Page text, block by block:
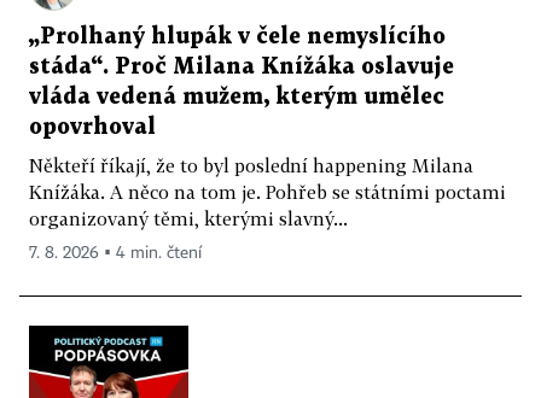
„Prolhaný hlupák v čele nemyslícího
stáda“. Proč Milana Knížáka oslavuje
vláda vedená mužem, kterým umělec
opovrhoval
Někteří říkají, že to byl poslední happening Milana
Knížáka. A něco na tom je. Pohřeb se státními poctami
organizovaný těmi, kterými slavný...
7. 8. 2026 ▪ 4 min. čtení